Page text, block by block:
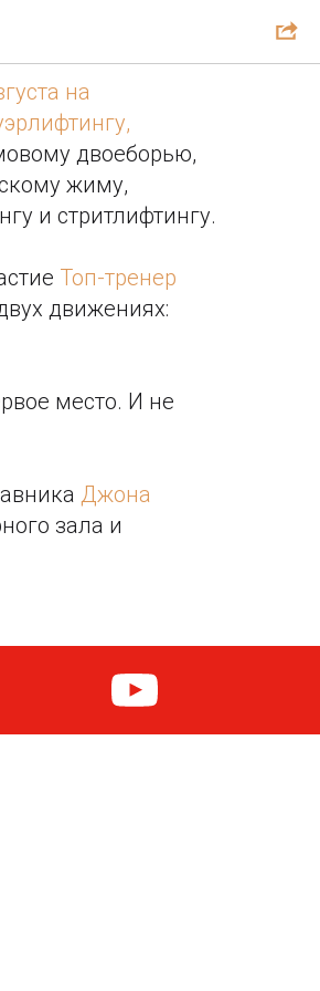
«Жара»😅
на
двоеборью,
жиму,
и стритлифтингу.
Топ-тренер
движениях:
место. И не
Джона
зала и